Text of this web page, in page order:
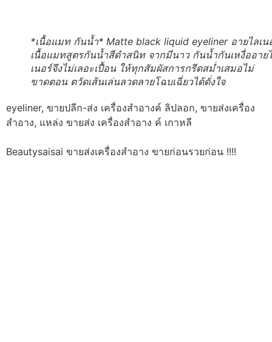
*เนื้อแมท กันน้ำ* Matte black liquid eyeliner อายไลเน
เนื้อแมทสูตรกันน้ำสีดำสนิท จากมีนาว กันน้ำกันเหงื่ออาย
เนอร์จึงไม่เลอะเปื้อน ให้ทุกสัมผัสการกรีดสม่ำเสมอไม่
ขาดตอน ตวัดเส้นเล่นลวดลายโฉบเฉี่ยวได้ดั่งใจ
eyeliner, ขายปลีก-ส่ง เครื่องสำอางค์ ลิปลอก, ขายส่งเครื่อง
สำอาง, แหล่ง ขายส่ง เครื่องสำอาง ค์ เกาหลี
Beautysaisai ขายส่งเครื่องสำอาง ขายก่อนรวยก่อน !!!!